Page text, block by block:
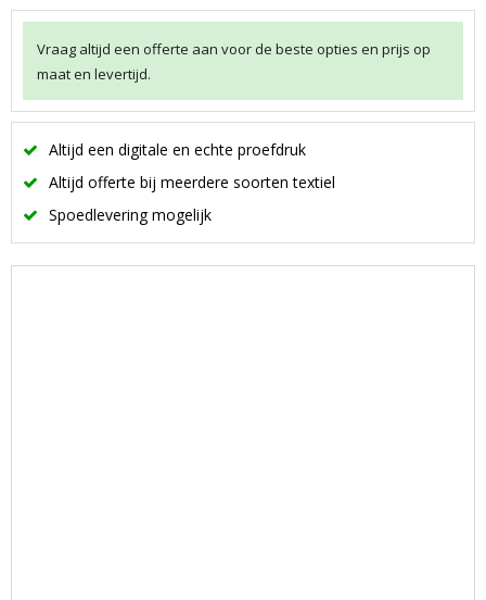
Vraag altijd een offerte aan voor de beste opties en prijs op
maat en levertijd.
Altijd een digitale en echte proefdruk
Altijd offerte bij meerdere soorten textiel
Spoedlevering mogelijk